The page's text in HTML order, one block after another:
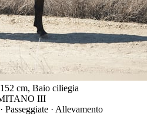
cm, Baio ciliegia
III
Passeggiate · Allevamento